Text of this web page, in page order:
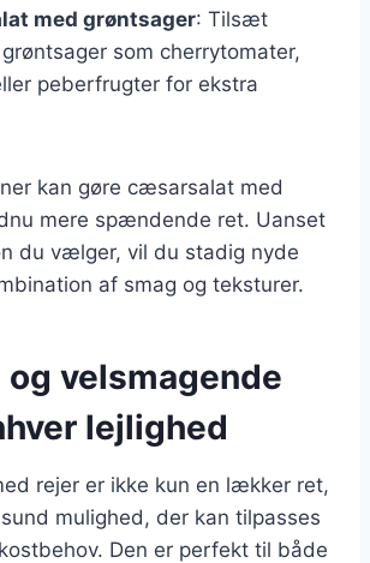
med grøntsager: Tilsæt
som cherrytomater,
peberfrugter for ekstra
kan gøre cæsarsalat med
mere spændende ret. Uanset
du vælger, vil du stadig nyde
af smag og teksturer.
og velsmagende
lejlighed
rejer er ikke kun en lækker ret,
mulighed, der kan tilpasses
Den er perfekt til både